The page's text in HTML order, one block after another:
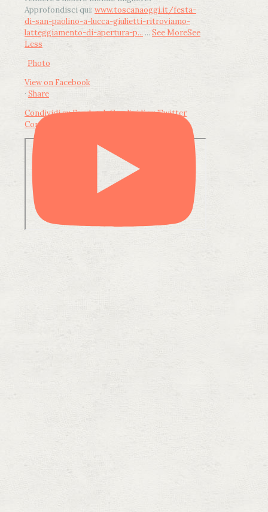
Approfondisci qui: www.toscanaoggi.it/festa-
di-san-paolino-a-lucca-giulietti-ritroviamo-
latteggiamento-di-apertura-p... ... See MoreSee
Less
Photo
View on Facebook
· Share
Condividi su FacebookCondividi su Twitter
Condividi su LinkedIn